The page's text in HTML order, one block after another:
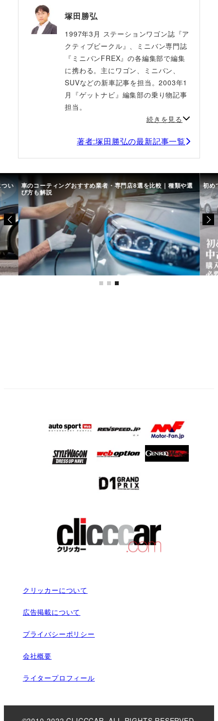
塚田勝弘
1997年3月 ステーションワゴン誌『ア
クティブビークル』、ミニバン専門誌
『ミニバンFREX』の各編集部で編集
に携わる。主にワゴン、ミニバン、
SUVなどの新車記事を担当。2003年1
月『ゲットナビ』編集部の乗り物記事
担当。
続きを見る
著者:塚田勝弘の最新記事一覧
い 車のコーティングおすすめ業者・専門店8選を比較｜種類や選
び方も解説
初め
クリッカーについて
広告掲載について
プライバシーポリシー
会社概要
ライタープロフィール